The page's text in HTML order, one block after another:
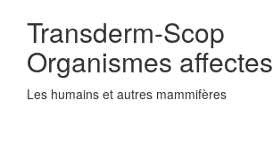
Transderm-Scop
Organismes affectes
Les humains et autres mammifères